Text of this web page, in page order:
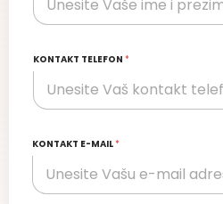
KONTAKT TELEFON *
KONTAKT E-MAIL*